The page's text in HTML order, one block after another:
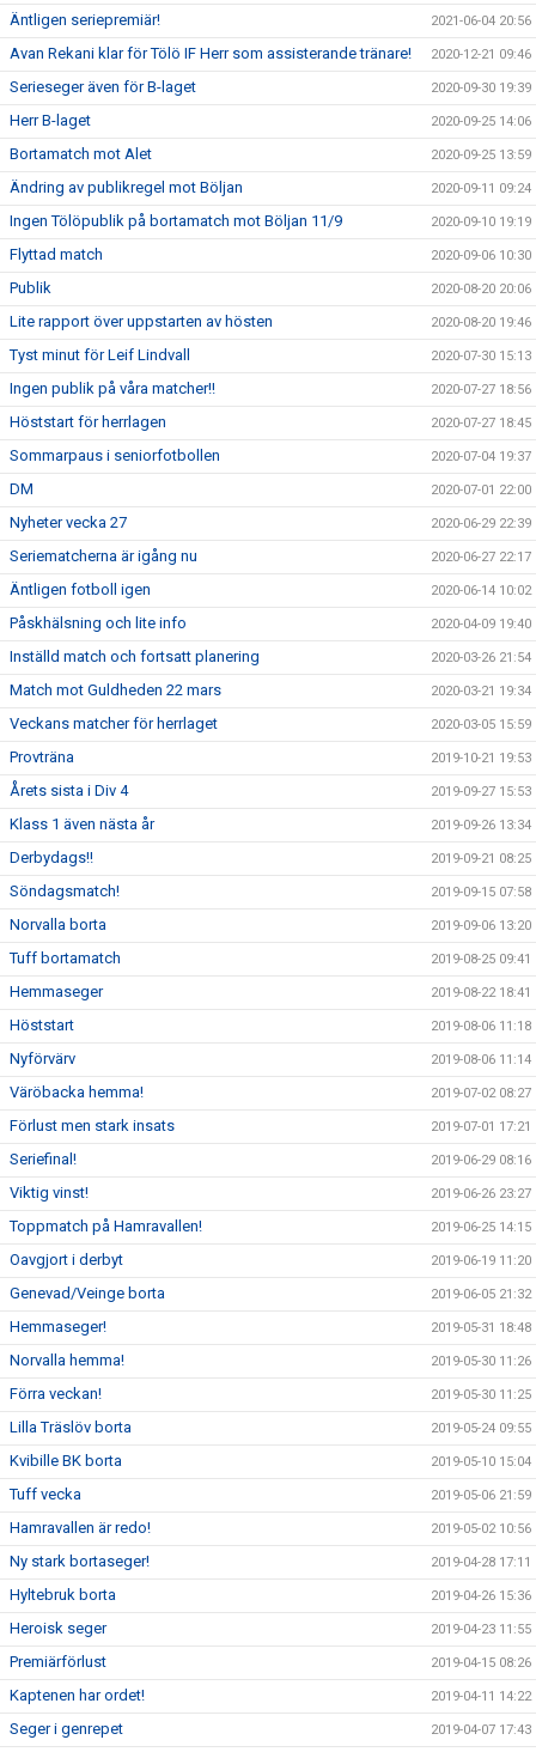
Äntligen seriepremiär! 2021-06-04 20:56
Avan Rekani klar för Tölö IF Herr som assisterande tränare! 2020-12-21 09:46
Serieseger även för B-laget 2020-09-30 19:39
Herr B-laget 2020-09-25 14:06
Bortamatch mot Alet 2020-09-25 13:59
Ändring av publikregel mot Böljan 2020-09-11 09:24
Ingen Tölöpublik på bortamatch mot Böljan 11/9 2020-09-10 19:19
Flyttad match 2020-09-06 10:30
Publik 2020-08-20 20:06
Lite rapport över uppstarten av hösten 2020-08-20 19:46
Tyst minut för Leif Lindvall 2020-07-30 15:13
Ingen publik på våra matcher!! 2020-07-27 18:56
Höststart för herrlagen 2020-07-27 18:45
Sommarpaus i seniorfotbollen 2020-07-04 19:37
DM 2020-07-01 22:00
Nyheter vecka 27 2020-06-29 22:39
Seriematcherna är igång nu 2020-06-27 22:17
Äntligen fotboll igen 2020-06-14 10:02
Påskhälsning och lite info 2020-04-09 19:40
Inställd match och fortsatt planering 2020-03-26 21:54
Match mot Guldheden 22 mars 2020-03-21 19:34
Veckans matcher för herrlaget 2020-03-05 15:59
Provträna 2019-10-21 19:53
Årets sista i Div 4 2019-09-27 15:53
Klass 1 även nästa år 2019-09-26 13:34
Derbydags!! 2019-09-21 08:25
Söndagsmatch! 2019-09-15 07:58
Norvalla borta 2019-09-06 13:20
Tuff bortamatch 2019-08-25 09:41
Hemmaseger 2019-08-22 18:41
Höststart 2019-08-06 11:18
Nyförvärv 2019-08-06 11:14
Väröbacka hemma! 2019-07-02 08:27
Förlust men stark insats 2019-07-01 17:21
Seriefinal! 2019-06-29 08:16
Viktig vinst! 2019-06-26 23:27
Toppmatch på Hamravallen! 2019-06-25 14:15
Oavgjort i derbyt 2019-06-19 11:20
Genevad/Veinge borta 2019-06-05 21:32
Hemmaseger! 2019-05-31 18:48
Norvalla hemma! 2019-05-30 11:26
Förra veckan! 2019-05-30 11:25
Lilla Träslöv borta 2019-05-24 09:55
Kvibille BK borta 2019-05-10 15:04
Tuff vecka 2019-05-06 21:59
Hamravallen är redo! 2019-05-02 10:56
Ny stark bortaseger! 2019-04-28 17:11
Hyltebruk borta 2019-04-26 15:36
Heroisk seger 2019-04-23 11:55
Premiärförlust 2019-04-15 08:26
Kaptenen har ordet! 2019-04-11 14:22
Seger i genrepet 2019-04-07 17:43